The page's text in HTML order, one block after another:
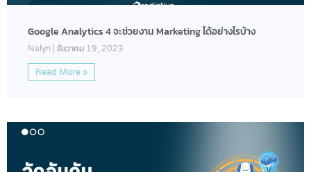
Google Analytics 4 จะช่วยงาน Marketing ได้อย่างไรบ้าง
Nalyn ธันวาคม 19, 2023
Read More »